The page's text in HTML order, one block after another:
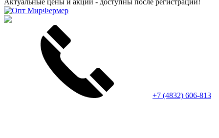
Актуальные цены и акции - доступны после регистрации!
+7 (4832) 606-813